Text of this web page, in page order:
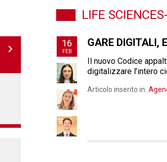
LIFE
16
FEB
GARE DIGITALI,
Il nuovo Codice
digitalizzare l’intero
Articolo inserito in: